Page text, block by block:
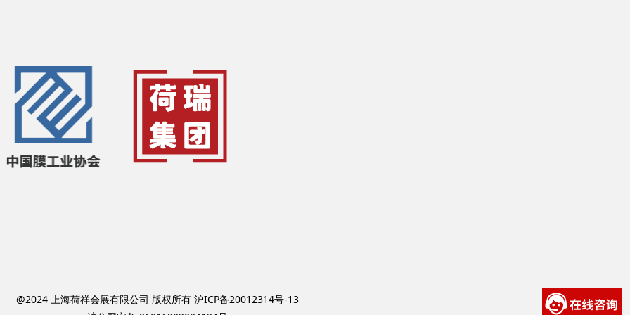
@2024 上海荷祥会展有限公司 版权所有 沪ICP备20012314号-13